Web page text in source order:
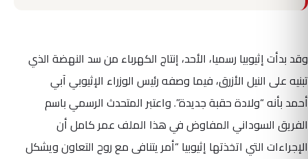
وقد بدأت إثيوبيا رسميا، الأحد، إنتاج الكهرباء من سد النهضة الذي
تبنيه على النيل الأزرق، فيما وصفه رئيس الوزراء الإثيوبي آبي
أحمد بأنه “ولادة حقبة جديدة”. واعتبر المتحدث الرسمي باسم
الفريق السوداني المفاوض في هذا الملف عمر كامل أن
الإجراءات التي اتخذتها إثيوبيا “أمر يتنافى مع روح التعاون ويشكل